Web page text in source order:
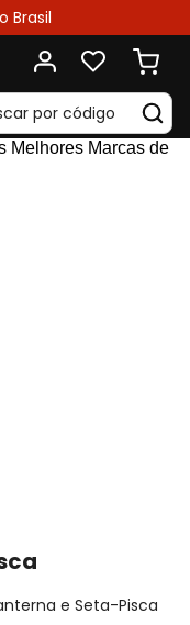
Brasil
por código
e Seta-Pisca